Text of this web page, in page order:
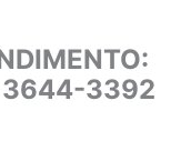
3644-3392